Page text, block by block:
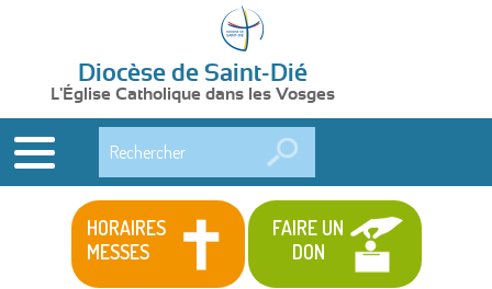
Diocèse de Saint-Dié
L'Église Catholique dans les Vosges
HORAIRES
MESSES
FAIRE UN
DON